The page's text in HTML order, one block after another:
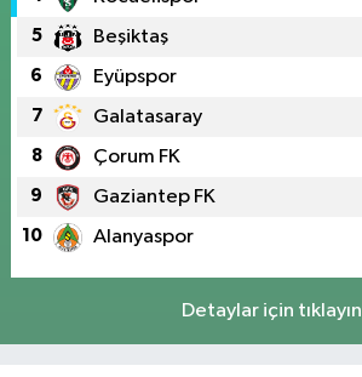
5 Beşiktaş
6 Eyüpspor
7 Galatasaray
8 Çorum FK
9 Gaziantep FK
10 Alanyaspor
Detaylar için tıklayın